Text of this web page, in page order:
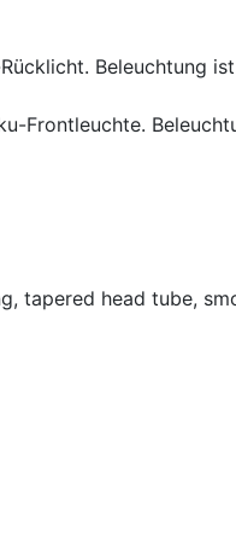
Beleuchtung
Frontleuchte.
tapered head tube,